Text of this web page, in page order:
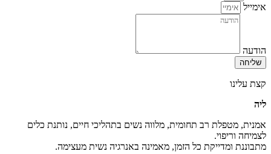
אימייל
הודעה
שליחה
קצת עלינו
ליה
אמנית, מטפלת רב תחומית, מלווה נשים בתהליכי חיים, נותנת כלים
לצמיחה וריפוי.
מתבוננת ומדייקת כל הזמן, מאמינה באנרגיה נשית מעצימה.